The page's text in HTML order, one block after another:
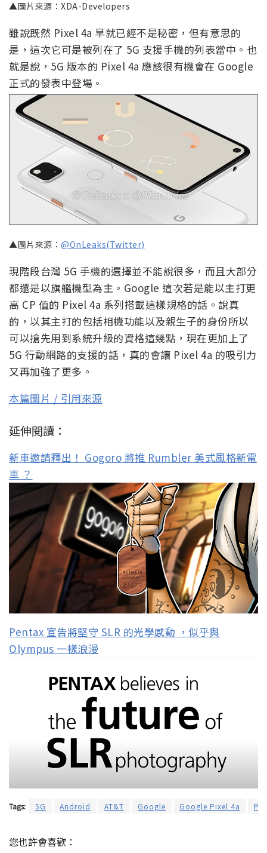
▲圖片來源：XDA-Developers
雖說既然 Pixel 4a 早就已經不是秘密，但有意思的
是，這次它可是被列在了 5G 支援手機的列表當中。也
就是說，5G 版本的 Pixel 4a 應該很有機會在 Google
正式的發表中登場。
▲圖片來源： @OnLeaks(Twitter)
現階段台灣 5G 手機的選擇並不能說很多，而且大部分
都還是以旗艦機型為主。Google 這次若是能以主打更
高 CP 值的 Pixel 4a 系列搭載這樣規格的話。說真
的，以其主打的包括相機功能以及親生子的身份所以
可以搶先用到系統升級的資格這幾點，現在更加上了
5G 行動網路的支援的話，真的會讓 Pixel 4a 的吸引力
又再加強了更多。
本篇圖片 / 引用來源
延伸閱讀：
新車邀請釋出！ Gogoro 將推 Rumbler 美式風格新電
車 ？
Pentax 宣告將堅守 SLR 的光學感動 ，似乎與
Olympus 一樣浪漫
Tags: 5G Android AT&T Google Google Pixel 4a
您也許會喜歡：